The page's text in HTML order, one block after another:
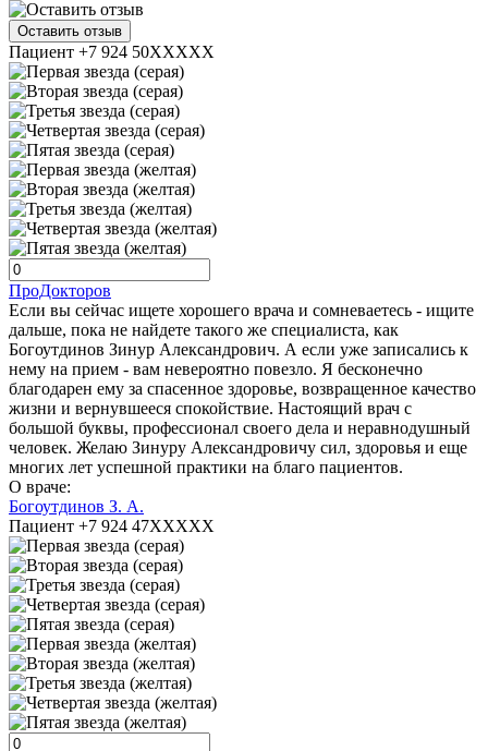
Оставить отзыв
Пациент +7 924 50XXXXX
ПроДокторов
Если вы сейчас ищете хорошего врача и сомневаетесь - ищите
дальше, пока не найдете такого же специалиста, как
Богоутдинов Зинур Александрович. А если уже записались к
нему на прием - вам невероятно повезло. Я бесконечно
благодарен ему за спасенное здоровье, возвращенное качество
жизни и вернувшееся спокойствие. Настоящий врач с
большой буквы, профессионал своего дела и неравнодушный
человек. Желаю Зинуру Александровичу сил, здоровья и еще
многих лет успешной практики на благо пациентов.
О враче:
Богоутдинов З. А.
Пациент +7 924 47XXXXX